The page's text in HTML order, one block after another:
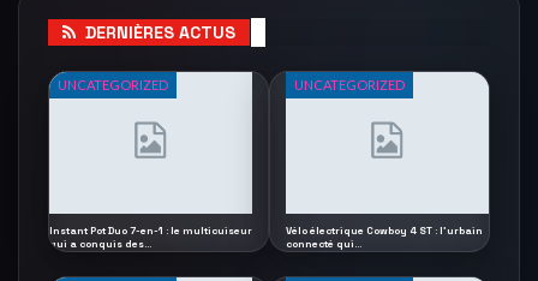
DERNIÈRES ACTUS
UNCATEGORIZED
Instant Pot Duo 7-en-1 : le multicuiseur
qui a conquis des…
UNCATEGORIZED
Vélo électrique Cowboy 4 ST : l’urbain
connecté qui…